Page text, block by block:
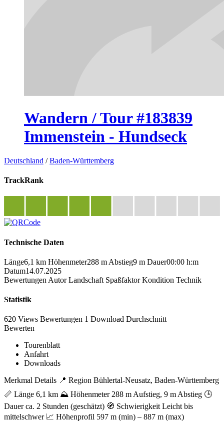
Wandern / Tour #183839
Immenstein - Hundseck
Deutschland /Baden-Württemberg
TrackRank
Technische Daten
Länge6,1 km Höhenmeter288 m Abstieg9 m Dauer00:00 h:m
Datum14.07.2025
Bewertungen Autor Landschaft Spaßfaktor Kondition Technik
Statistik
620 Views Bewertungen 1 Download Durchschnitt
Bewerten
Tourenblatt
Anfahrt
Downloads
Merkmal Details 📍 Region Bühlertal-Neusatz, Baden-Württemberg
📏 Länge 6,1 km ⛰️ Höhenmeter 288 m Aufstieg, 9 m Abstieg 🕒
Dauer ca. 2 Stunden (geschätzt) 🧭 Schwierigkeit Leicht bis
mittelschwer 📈 Höhenprofil 597 m (min) – 887 m (max)